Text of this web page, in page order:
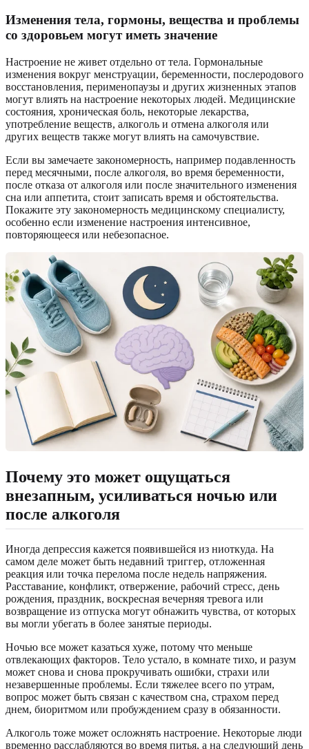
Изменения тела, гормоны, вещества и проблемы
со здоровьем могут иметь значение
Настроение не живет отдельно от тела. Гормональные
изменения вокруг менструации, беременности, послеродового
восстановления, перименопаузы и других жизненных этапов
могут влиять на настроение некоторых людей. Медицинские
состояния, хроническая боль, некоторые лекарства,
употребление веществ, алкоголь и отмена алкоголя или
других веществ также могут влиять на самочувствие.
Если вы замечаете закономерность, например подавленность
перед месячными, после алкоголя, во время беременности,
после отказа от алкоголя или после значительного изменения
сна или аппетита, стоит записать время и обстоятельства.
Покажите эту закономерность медицинскому специалисту,
особенно если изменение настроения интенсивное,
повторяющееся или небезопасное.
Почему это может ощущаться
внезапным, усиливаться ночью или
после алкоголя
Иногда депрессия кажется появившейся из ниоткуда. На
самом деле может быть недавний триггер, отложенная
реакция или точка перелома после недель напряжения.
Расставание, конфликт, отвержение, рабочий стресс, день
рождения, праздник, воскресная вечерняя тревога или
возвращение из отпуска могут обнажить чувства, от которых
вы могли убегать в более занятые периоды.
Ночью все может казаться хуже, потому что меньше
отвлекающих факторов. Тело устало, в комнате тихо, и разум
может снова и снова прокручивать ошибки, страхи или
незавершенные проблемы. Если тяжелее всего по утрам,
вопрос может быть связан с качеством сна, страхом перед
днем, биоритмом или пробуждением сразу в обязанности.
Алкоголь тоже может осложнять настроение. Некоторые люди
временно расслабляются во время питья, а на следующий день